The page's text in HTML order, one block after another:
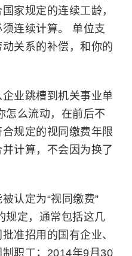
家规定的连续工龄，
连续计算。 单位支
关系的补偿，和你的
业跳槽到机关事业单
怎么流动，在前后不
规定的视同缴费年限
计算，不会因为换了
认定为“视同缴费”
规定，通常包括这几
准招用的国有企业、
职工；2014年9月30